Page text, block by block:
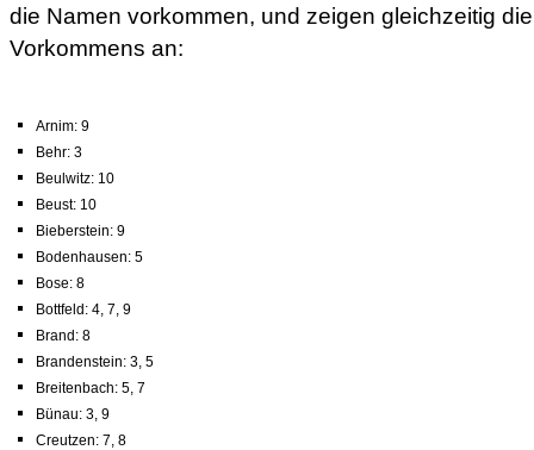
die Namen vorkommen, und zeigen gleichzeitig
Vorkommens an:
Arnim: 9
Behr: 3
Beulwitz: 10
Beust: 10
Bieberstein: 9
Bodenhausen: 5
Bose: 8
Bottfeld: 4, 7, 9
Brand: 8
Brandenstein: 3, 5
Breitenbach: 5, 7
Bünau: 3, 9
Creutzen: 7, 8